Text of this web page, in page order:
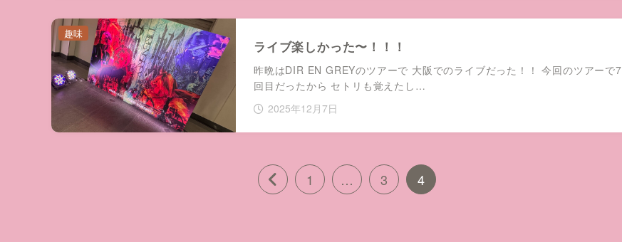
ライブ楽しかった〜！！！
昨晩はDIR EN GREYのツアーで 大阪でのライブだった！！ 今回のツアーで7
回目だったから セトリも覚えたし…
2025年12月7日
趣味
1 … 3 4